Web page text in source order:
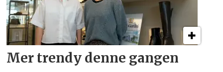
Mer trendy denne gangen